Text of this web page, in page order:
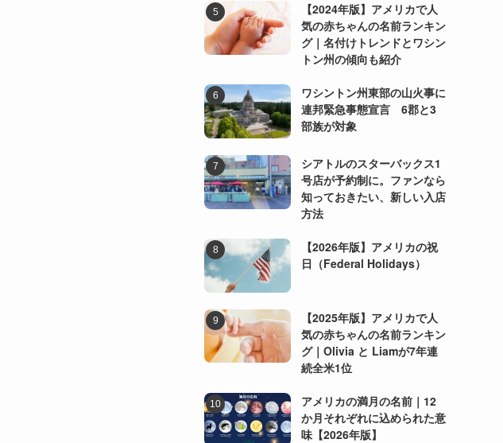
【2024年版】アメリカで人
気の赤ちゃんの名前ランキン
グ｜名付けトレンドとワシン
トン州の傾向も紹介
ワシントン州東部の山火事に
連邦緊急事態宣言 6郡と3
部族が対象
シアトルのスターバックス1
号店が予約制に。ファンなら
知っておきたい、新しい入店
方法
【2026年版】アメリカの祝
日（Federal Holidays）
【2025年版】アメリカで人
気の赤ちゃんの名前ランキン
グ｜Olivia と Liamが7年連
続全米1位
アメリカの満月の名前｜12
か月それぞれに込められた意
味【2026年版】